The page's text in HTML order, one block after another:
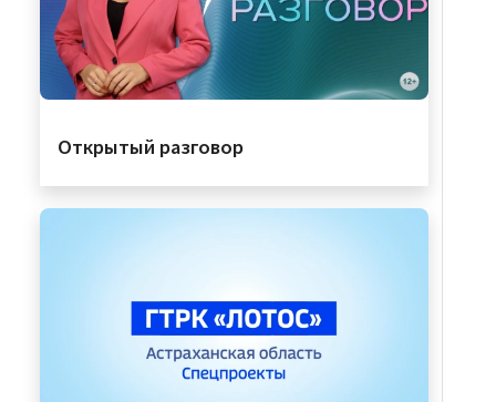
Открытый разговор